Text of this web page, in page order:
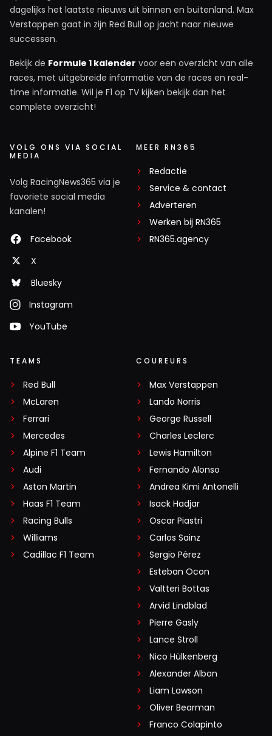
dagelijks het laatste nieuws uit binnen en buitenland. Max
Verstappen gaat in zijn Red Bull op jacht naar nieuwe
successen.
Bekijk de Formule 1 kalender voor een overzicht van alle
races, met uitgebreide informatie van de races en real-
time informatie. Wil je F1 op TV kijken bekijk dan het
complete overzicht!
VOLG ONS VIA SOCIAL
MEDIA
Volg RacingNews365 via je
favoriete social media
kanalen!
Facebook
X
Bluesky
Instagram
YouTube
MEER RN365
Redactie
Service & contact
Adverteren
Werken bij RN365
RN365.agency
TEAMS
Red Bull
McLaren
Ferrari
Mercedes
Alpine F1 Team
Audi
Aston Martin
Haas F1 Team
Racing Bulls
Williams
Cadillac F1 Team
COUREURS
Max Verstappen
Lando Norris
George Russell
Charles Leclerc
Lewis Hamilton
Fernando Alonso
Andrea Kimi Antonelli
Isack Hadjar
Oscar Piastri
Carlos Sainz
Sergio Pérez
Esteban Ocon
Valtteri Bottas
Arvid Lindblad
Pierre Gasly
Lance Stroll
Nico Hülkenberg
Alexander Albon
Liam Lawson
Oliver Bearman
Franco Colapinto